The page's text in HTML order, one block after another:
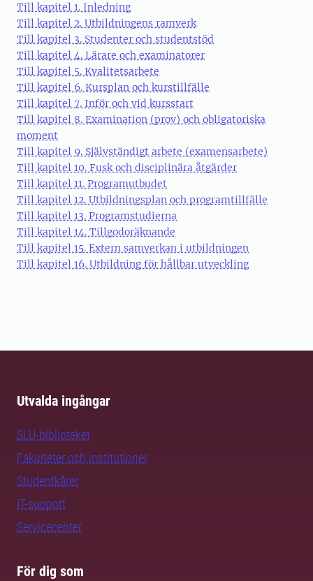
Till kapitel 1. Inledning
Till kapitel 2. Utbildningens ramverk
Till kapitel 3. Studenter och studentstöd
Till kapitel 4. Lärare och examinatorer
Till kapitel 5. Kvalitetsarbete
Till kapitel 6. Kursplan och kurstillfälle
Till kapitel 7. Inför och vid kursstart
Till kapitel 8. Examination (prov) och obligatoriska
moment
Till kapitel 9. Självständigt arbete (examensarbete)
Till kapitel 10. Fusk och disciplinära åtgärder
Till kapitel 11. Programutbudet
Till kapitel 12. Utbildningsplan och programtillfälle
Till kapitel 13. Programstudierna
Till kapitel 14. Tillgodoräknande
Till kapitel 15. Extern samverkan i utbildningen
Till kapitel 16. Utbildning för hållbar utveckling
Utvalda ingångar
SLU-biblioteket
Fakulteter och institutioner
Studentkårer
IT-support
Servicecenter
För dig som